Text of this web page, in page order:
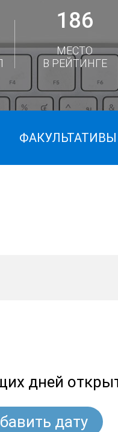
186
МЕСТО
В РЕЙТИНГЕ
ФАКУЛЬТАТИВЫ
дней
дату